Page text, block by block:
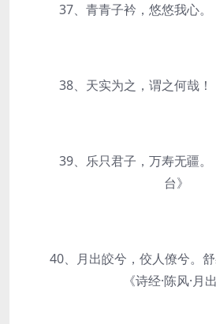
37、青青子衿，悠悠我心。《
38、天实为之，谓之何哉！《
39、乐只君子，万寿无疆。
台》
40、月出皎兮，佼人僚兮。舒
《诗经·陈风·月出